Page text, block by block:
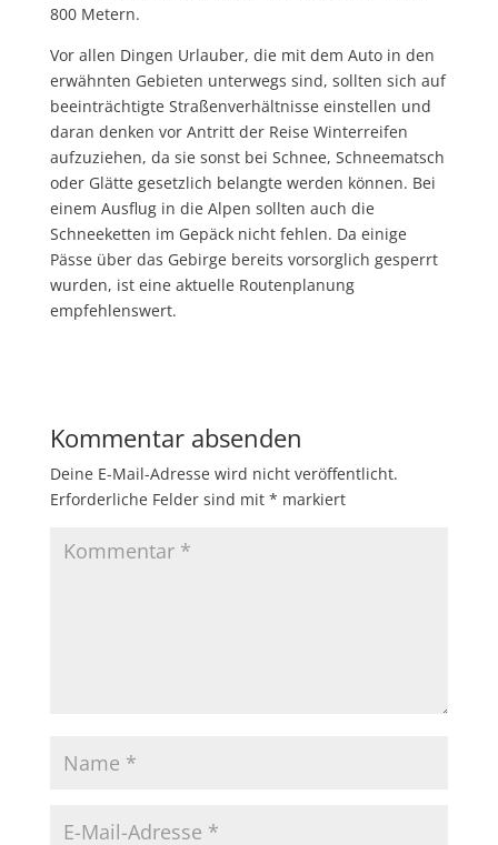
800 Metern.
Vor allen Dingen Urlauber, die mit dem Auto in den
erwähnten Gebieten unterwegs sind, sollten sich auf
beeinträchtigte Straßenverhältnisse einstellen und
daran denken vor Antritt der Reise Winterreifen
aufzuziehen, da sie sonst bei Schnee, Schneematsch
oder Glätte gesetzlich belangte werden können. Bei
einem Ausflug in die Alpen sollten auch die
Schneeketten im Gepäck nicht fehlen. Da einige
Pässe über das Gebirge bereits vorsorglich gesperrt
wurden, ist eine aktuelle Routenplanung
empfehlenswert.
Kommentar absenden
Deine E-Mail-Adresse wird nicht veröffentlicht.
Erforderliche Felder sind mit * markiert